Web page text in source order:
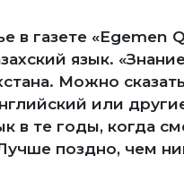
в газете «Egemen
язык.
Можно
или
в те годы, когда
поздно, чем